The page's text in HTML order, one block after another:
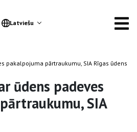
Latviešu
pakalpojuma pārtraukumu, SIA Rīgas ūdens
ūdens padeves
SIA